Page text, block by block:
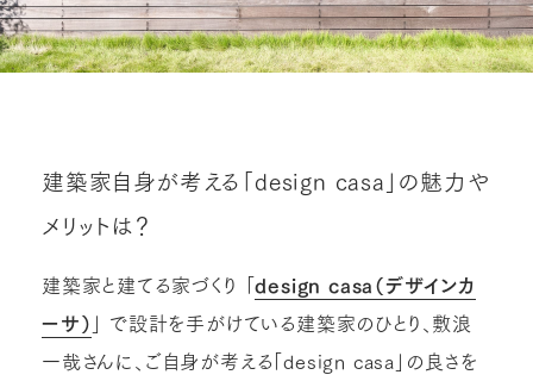
建築家自身が考える「design casa」の魅力や
メリットは？
建築家と建てる家づくり 「design casa（デザインカ
ーサ） 」 で設計を手がけている建築家のひとり、敷浪
一哉さんに、ご自身が考える「design casa」の良さを